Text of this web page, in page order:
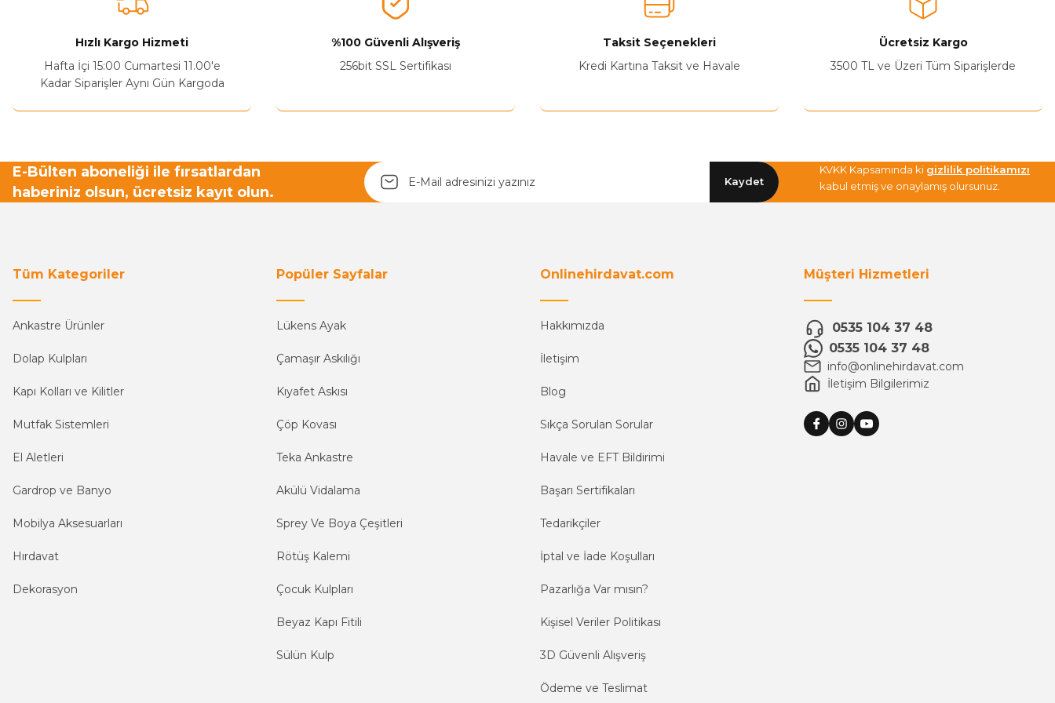
Hızlı Kargo Hizmeti
Hafta İçi 15:00 Cumartesi 11.00'e
Kadar Siparişler Aynı Gün Kargoda
%100 Güvenli Alışveriş
256bit SSL Sertifikası
Taksit Seçenekleri
Kredi Kartına Taksit ve Havale
Ücretsiz Kargo
3500 TL ve Üzeri Tüm Siparişlerde
E-Bülten aboneliği ile fırsatlardan
haberiniz olsun, ücretsiz kayıt olun.
Kaydet
KVKK Kapsamında ki gizlilik politikamızı
kabul etmiş ve onaylamış olursunuz.
Tüm Kategoriler
Ankastre Ürünler
Dolap Kulpları
Kapı Kolları ve Kilitler
Mutfak Sistemleri
El Aletleri
Gardrop ve Banyo
Mobilya Aksesuarları
Hırdavat
Dekorasyon
Popüler Sayfalar
Lükens Ayak
Çamaşır Askılığı
Kıyafet Askısı
Çöp Kovası
Teka Ankastre
Akülü Vidalama
Sprey Ve Boya Çeşitleri
Rötüş Kalemi
Çocuk Kulpları
Beyaz Kapı Fitili
Sülün Kulp
Onlinehirdavat.com
Hakkımızda
İletişim
Blog
Sıkça Sorulan Sorular
Havale ve EFT Bildirimi
Başarı Sertifikaları
Tedarikçiler
İptal ve İade Koşulları
Pazarlığa Var mısın?
Kişisel Veriler Politikası
3D Güvenli Alışveriş
Ödeme ve Teslimat
Müşteri Hizmetleri
0535 104 37 48
0535 104 37 48
info@onlinehirdavat.com
İletişim Bilgilerimiz